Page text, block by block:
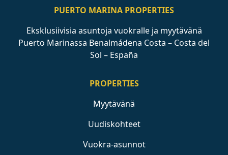
PUERTO MARINA PROPERTIES
Eksklusiivisia asuntoja vuokralle ja myytävänä
Puerto Marinassa Benalmádena Costa – Costa del
Sol – España
PROPERTIES
Myytävänä
Uudiskohteet
Vuokra-asunnot